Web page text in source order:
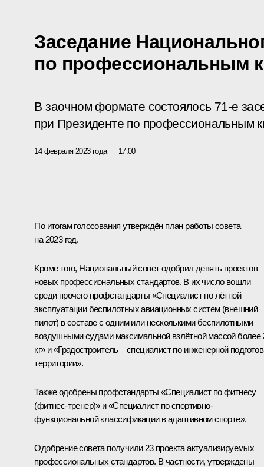
Заседание
по профессиональным
В заочном формате состоялось 71-е
при Президенте по профессиональным
14 февраля 2023 года 17:00
По итогам голосования утверждён план работы совета
на 2023 год.
Кроме того, Национальный совет одобрил девять проектов
новых профессиональных стандартов. В их число вошли
среди прочего профстандарты «Специалист по лётной
эксплуатации беспилотных авиационных систем (внешний
пилот) в составе с одним или несколькими беспилотными
воздушными судами максимальной взлётной массой более
кг» и «Градостроитель – специалист по инженерной
территории».
Также одобрены профстандарты «Специалист по фитнесу
(фитнес-тренер)» и «Специалист по спортивно-
функциональной классификации в адаптивном спорте».
Одобрение совета получили 23 проекта актуализируемых
профессиональных стандартов. В частности, утверждены